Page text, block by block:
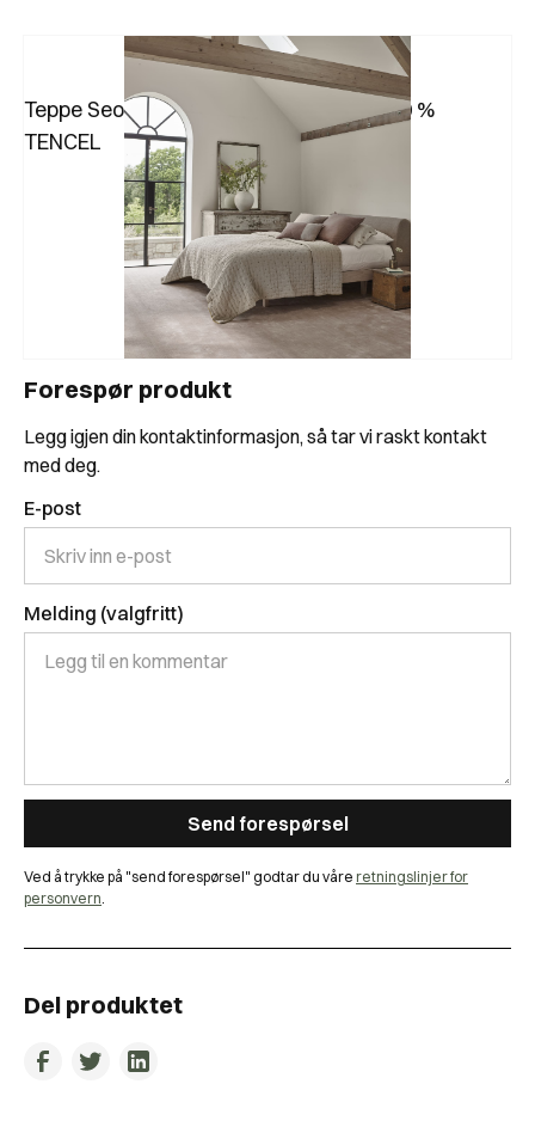
Forespør produkt
Legg igjen din kontaktinformasjon, så tar vi raskt kontakt
med deg.
E-post
Melding (valgfritt)
Ved å trykke på "send forespørsel" godtar du våre retningslinjer for
personvern.
Del produktet
Teppe Seoni fra Jacaranda Carpets i 100 %
TENCEL